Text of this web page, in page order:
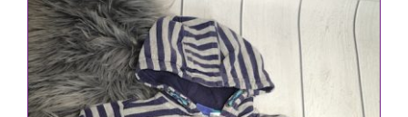
IN DEN WARENKORB / DETAILS